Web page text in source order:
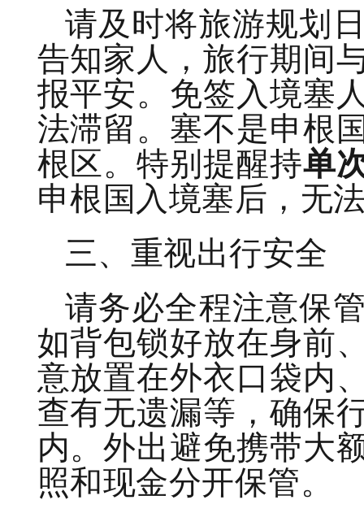
请及时将旅游规划
告知家人，旅行期间
报平安。免签入境塞
法滞留。塞不是申根
根区。特别提醒持单
申根国入境塞后，无
三、重视出行安全
请务必全程注意保
如背包锁好放在身前
意放置在外衣口袋内
查有无遗漏等，确保
内。外出避免携带大
照和现金分开保管。